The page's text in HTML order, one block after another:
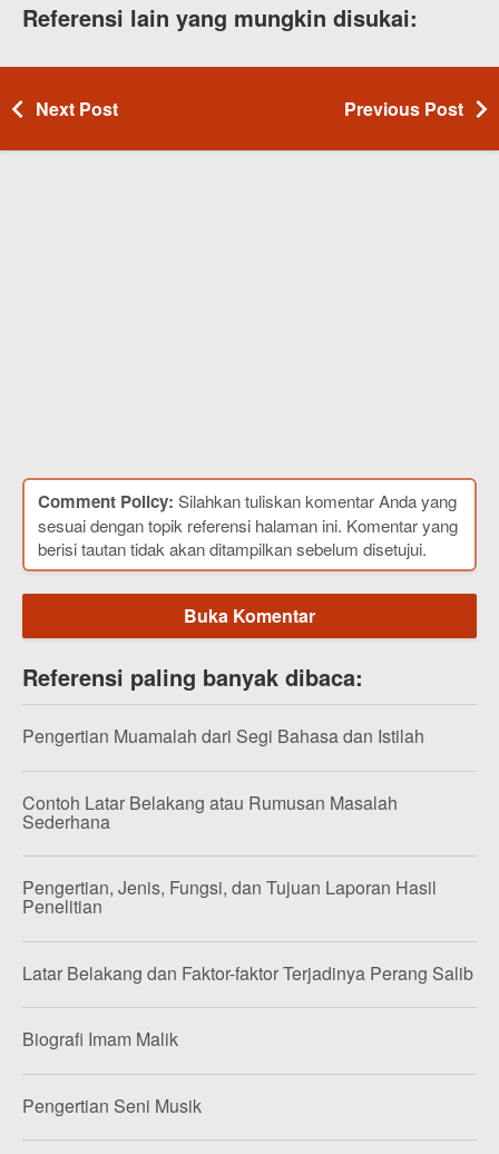
Referensi lain yang mungkin disukai:
Next Post Previous Post
Comment Policy: Silahkan tuliskan komentar Anda yang
sesuai dengan topik referensi halaman ini. Komentar yang
berisi tautan tidak akan ditampilkan sebelum disetujui.
Buka Komentar
Referensi paling banyak dibaca:
Pengertian Muamalah dari Segi Bahasa dan Istilah
Contoh Latar Belakang atau Rumusan Masalah
Sederhana
Pengertian, Jenis, Fungsi, dan Tujuan Laporan Hasil
Penelitian
Latar Belakang dan Faktor-faktor Terjadinya Perang Salib
Biografi Imam Malik
Pengertian Seni Musik